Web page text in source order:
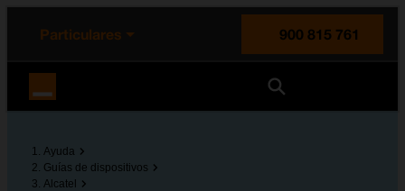
principal
la página
Particulares
900 815 761
Ayuda
Guías de dispositivos
Alcatel